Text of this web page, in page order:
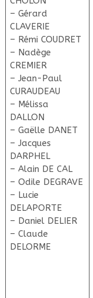
– Gérard
CLAVERIE
– Rémi COUDRET
– Nadège
CREMIER
– Jean-Paul
CURAUDEAU
– Mélissa
DALLON
– Gaëlle DANET
– Jacques
DARPHEL
– Alain DE CAL
– Odile DEGRAVE
– Lucie
DELAPORTE
– Daniel DELIER
– Claude
DELORME